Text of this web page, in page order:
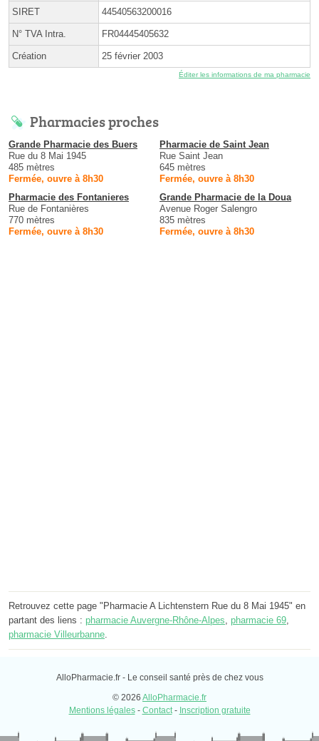
SIRET 44540563200016
N° TVA Intra. FR04445405632
Création 25 février 2003
Éditer les informations de ma pharmacie
Pharmacies proches
Grande Pharmacie des Buers
Rue du 8 Mai 1945
485 mètres
Fermée, ouvre à 8h30
Pharmacie de Saint Jean
Rue Saint Jean
645 mètres
Fermée, ouvre à 8h30
Pharmacie des Fontanieres
Rue de Fontanières
770 mètres
Fermée, ouvre à 8h30
Grande Pharmacie de la Doua
Avenue Roger Salengro
835 mètres
Fermée, ouvre à 8h30
Retrouvez cette page "Pharmacie A Lichtenstern Rue du 8 Mai 1945" en
partant des liens : pharmacie Auvergne-Rhône-Alpes pharmacie 69
pharmacie Villeurbanne
AlloPharmacie.fr - Le conseil santé près de chez vous
© 2026 AlloPharmacie.fr
Mentions légales- Contact- Inscription gratuite